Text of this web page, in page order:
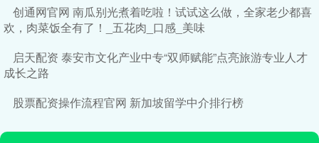
创通网官网 南瓜别光煮着吃啦！试试这么做，全家老少都喜
欢，肉菜饭全有了！_五花肉_口感_美味
启天配资 泰安市文化产业中专“双师赋能”点亮旅游专业人才
成长之路
股票配资操作流程官网 新加坡留学中介排行榜